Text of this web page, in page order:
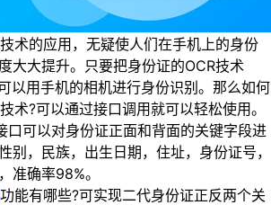
的应用，无疑使人们在手机上的身份
大大提升。只要把身份证的OCR技术
以用手机的相机进行身份识别。那么如何
术?可以通过接口调用就可以轻松使用。
口可以对身份证正面和背面的关键字段进
别，民族，出生日期，住址，身份证号，
准确率98%。
功能有哪些?可实现二代身份证正反两个关